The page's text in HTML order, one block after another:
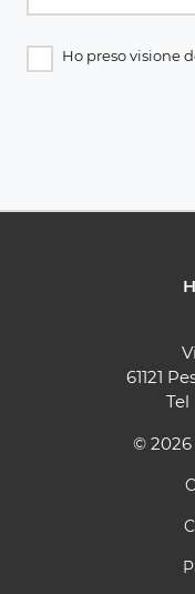
Ho preso visione
61121
Tel
© 2026